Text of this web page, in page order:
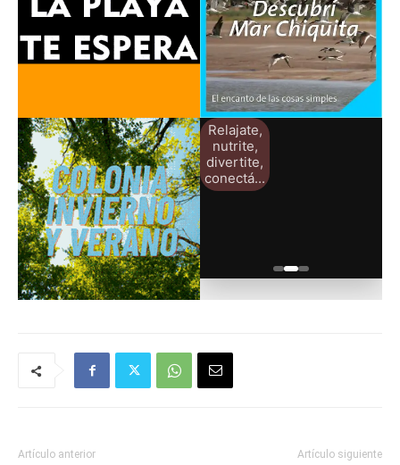
Relajate,
nutrite,
divertite,
conectá...
Artículo anterior Artículo siguiente